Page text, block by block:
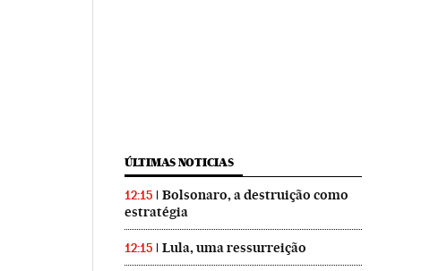
ÚLTIMAS NOTICIAS
12:15
Bolsonaro, a destruição como
estratégia
12:15 Lula, uma ressurreição